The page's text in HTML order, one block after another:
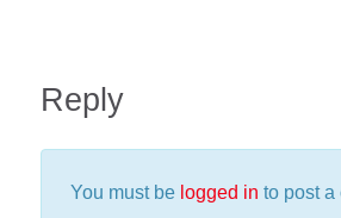
Reply
You must be logged in to post a